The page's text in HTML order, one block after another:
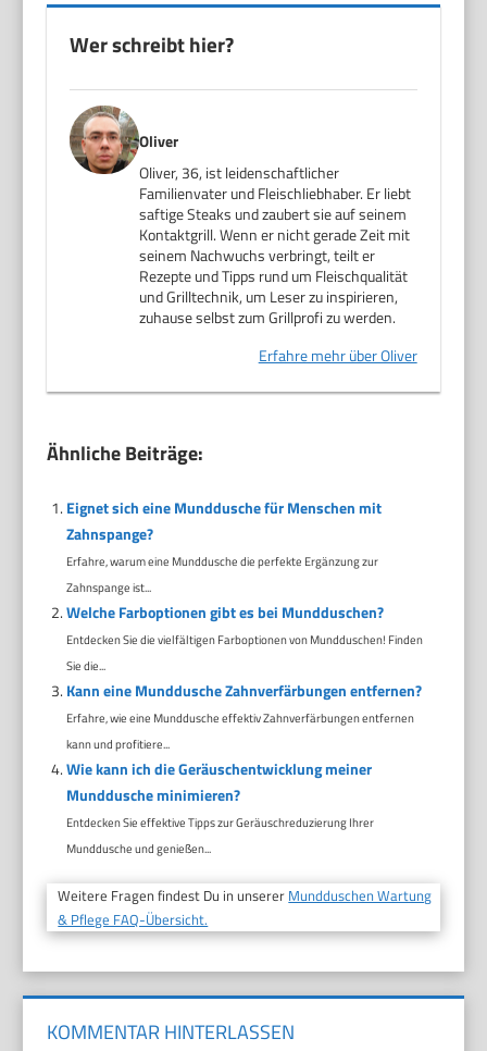
Wer schreibt hier?
Oliver
Oliver, 36, ist leidenschaftlicher
Familienvater und Fleischliebhaber. Er liebt
saftige Steaks und zaubert sie auf seinem
Kontaktgrill. Wenn er nicht gerade Zeit mit
seinem Nachwuchs verbringt, teilt er
Rezepte und Tipps rund um Fleischqualität
und Grilltechnik, um Leser zu inspirieren,
zuhause selbst zum Grillprofi zu werden.
Erfahre mehr über Oliver
Ähnliche Beiträge:
Eignet sich eine Munddusche für Menschen mit
Zahnspange?
Erfahre, warum eine Munddusche die perfekte Ergänzung zur
Zahnspange ist...
Welche Farboptionen gibt es bei Mundduschen?
Entdecken Sie die vielfältigen Farboptionen von Mundduschen! Finden
Sie die...
Kann eine Munddusche Zahnverfärbungen entfernen?
Erfahre, wie eine Munddusche effektiv Zahnverfärbungen entfernen
kann und profitiere...
Wie kann ich die Geräuschentwicklung meiner
Munddusche minimieren?
Entdecken Sie effektive Tipps zur Geräuschreduzierung Ihrer
Munddusche und genießen...
Weitere Fragen findest Du in unserer Mundduschen Wartung
& Pflege FAQ-Übersicht.
KOMMENTAR HINTERLASSEN